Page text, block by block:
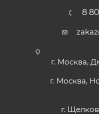
8
г. Москва,
г. Москва,
г.